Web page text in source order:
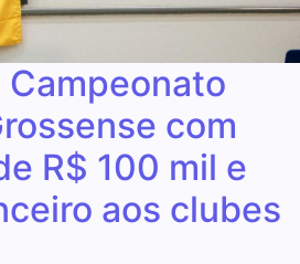
Campeonato
com
R$ 100 mil e
aos clubes